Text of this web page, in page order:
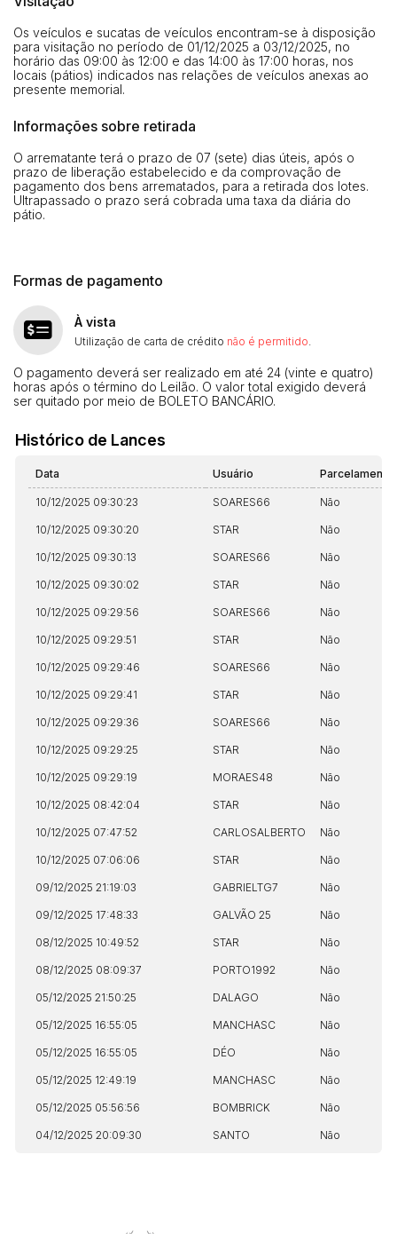
Os veículos e sucatas de veículos encontram-se à disposição
para visitação no período de 01/12/2025 a 03/12/2025, no
horário das 09:00 às 12:00 e das 14:00 às 17:00 horas, nos
locais (pátios) indicados nas relações de veículos anexas ao
presente memorial.
Informações sobre retirada
O arrematante terá o prazo de 07 (sete) dias úteis, após o
prazo de liberação estabelecido e da comprovação de
pagamento dos bens arrematados, para a retirada dos lotes.
Ultrapassado o prazo será cobrada uma taxa da diária do
pátio.
Formas de pagamento
À vista
Utilização de carta de crédito não é permitido
O pagamento deverá ser realizado em até 24 (vinte e quatro)
horas após o término do Leilão. O valor total exigido deverá
ser quitado por meio de BOLETO BANCÁRIO.
Histórico de Lances
Data Usuário Parcelamento
10/12/2025 09:30:23 SOARES66 Não
10/12/2025 09:30:20 STAR Não
10/12/2025 09:30:13 SOARES66 Não
10/12/2025 09:30:02 STAR Não
10/12/2025 09:29:56 SOARES66 Não
10/12/2025 09:29:51 STAR Não
10/12/2025 09:29:46 SOARES66 Não
10/12/2025 09:29:41 STAR Não
10/12/2025 09:29:36 SOARES66 Não
10/12/2025 09:29:25 STAR Não
10/12/2025 09:29:19 MORAES48 Não
10/12/2025 08:42:04 STAR Não
10/12/2025 07:47:52 CARLOSALBERTO Não
10/12/2025 07:06:06 STAR Não
09/12/2025 21:19:03 GABRIELTG7 Não
09/12/2025 17:48:33 GALVÃO 25 Não
08/12/2025 10:49:52 STAR Não
08/12/2025 08:09:37 PORTO1992 Não
05/12/2025 21:50:25 DALAGO Não
05/12/2025 16:55:05 MANCHASC Não
05/12/2025 16:55:05 DÉO Não
05/12/2025 12:49:19 MANCHASC Não
05/12/2025 05:56:56 BOMBRICK Não
04/12/2025 20:09:30 SANTO Não
Envie sua Proposta
(Art. 895, CPC)
Histórico de Propostas
Data
14/04/2025 18:43:11
14/04/2025 18:43:11 TIAGOFELIPE R$ 1,00
Habilite-se para efetuar lances ou
propostas